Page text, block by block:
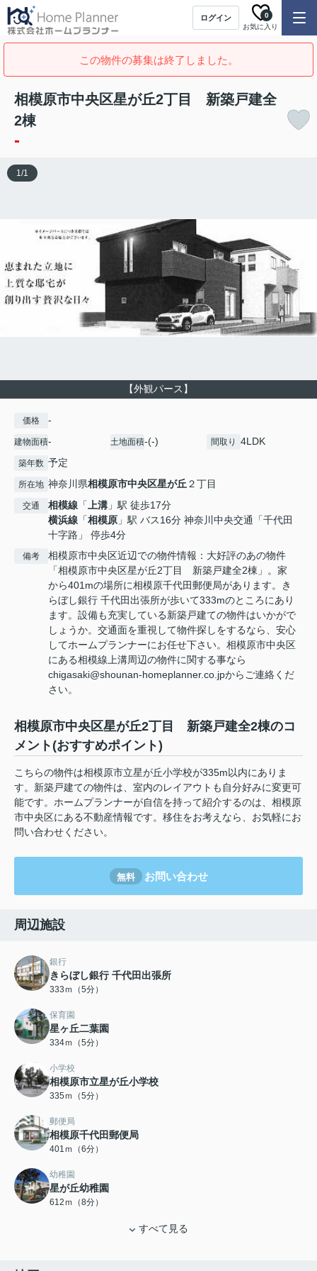
ログイン
お気に入り
0
この物件の募集は終了しました。
相模原市中央区星が丘2丁目 新築戸建全
2棟
-
【外観パース】
1/1
価格 -
建物面積- 土地面積-(-) 間取り 4LDK
築年数 予定
所在地 神奈川県相模原市中央区星が丘２丁目
交通 相模線 「上溝 」駅 徒歩17分
横浜線 「相模原 」駅 バス16分 神奈川中央交通「千代田
十字路」 停歩4分
備考
相模原市中央区近辺での物件情報：大好評のあの物件
「相模原市中央区星が丘2丁目 新築戸建全2棟」。家
から401mの場所に相模原千代田郵便局があります。き
らぼし銀行 千代田出張所が歩いて333mのところにあり
ます。設備も充実している新築戸建ての物件はいかがで
しょうか。交通面を重視して物件探しをするなら、安心
してホームプランナーにお任せ下さい。相模原市中央区
にある相模線上溝周辺の物件に関する事なら
chigasaki@shounan-homeplanner.co.jpからご連絡くだ
さい。
相模原市中央区星が丘2丁目 新築戸建全2棟のコ
メント(おすすめポイント)
こちらの物件は相模原市立星が丘小学校が335m以内にありま
す。新築戸建ての物件は、室内のレイアウトも自分好みに変更可
能です。ホームプランナーが自信を持って紹介するのは、相模原
市中央区にある不動産情報です。移住をお考えなら、お気軽にお
問い合わせください。
無料 お問い合わせ
周辺施設
銀行
きらぼし銀行 千代田出張所
333ｍ（5分）
保育園
星ヶ丘二葉園
334ｍ（5分）
小学校
相模原市立星が丘小学校
335ｍ（5分）
郵便局
相模原千代田郵便局
401ｍ（6分）
幼稚園
星が丘幼稚園
612ｍ（8分）
すべて見る